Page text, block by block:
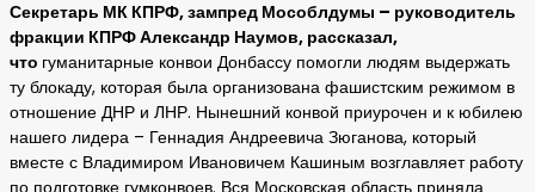
Секретарь МК КПРФ, зампред Мособлдумы – руководитель
фракции КПРФ Александр Наумов, рассказал,
что гуманитарные конвои Донбассу помогли людям выдержать
ту блокаду, которая была организована фашистским режимом в
отношение ДНР и ЛНР. Нынешний конвой приурочен и к юбилею
нашего лидера – Геннадия Андреевича Зюганова, который
вместе с Владимиром Ивановичем Кашиным возглавляет работу